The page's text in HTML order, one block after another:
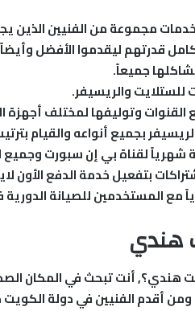
مجموعة من الفنيين الذين
قدرتهم ليقدموا الأفضل
جميعاً.
والريسيفر.
القنوات وتوليفها لمختلف أجهزة
بجميع أنواعه والقيام
شهرياً لقناة بي إن سبورت
بتفعيل خدمة الدفع الأون
مع المستخدمين للصيانة
هندي
أنت تبحث في المكان
أقدم الفنيين في دولة الكويت